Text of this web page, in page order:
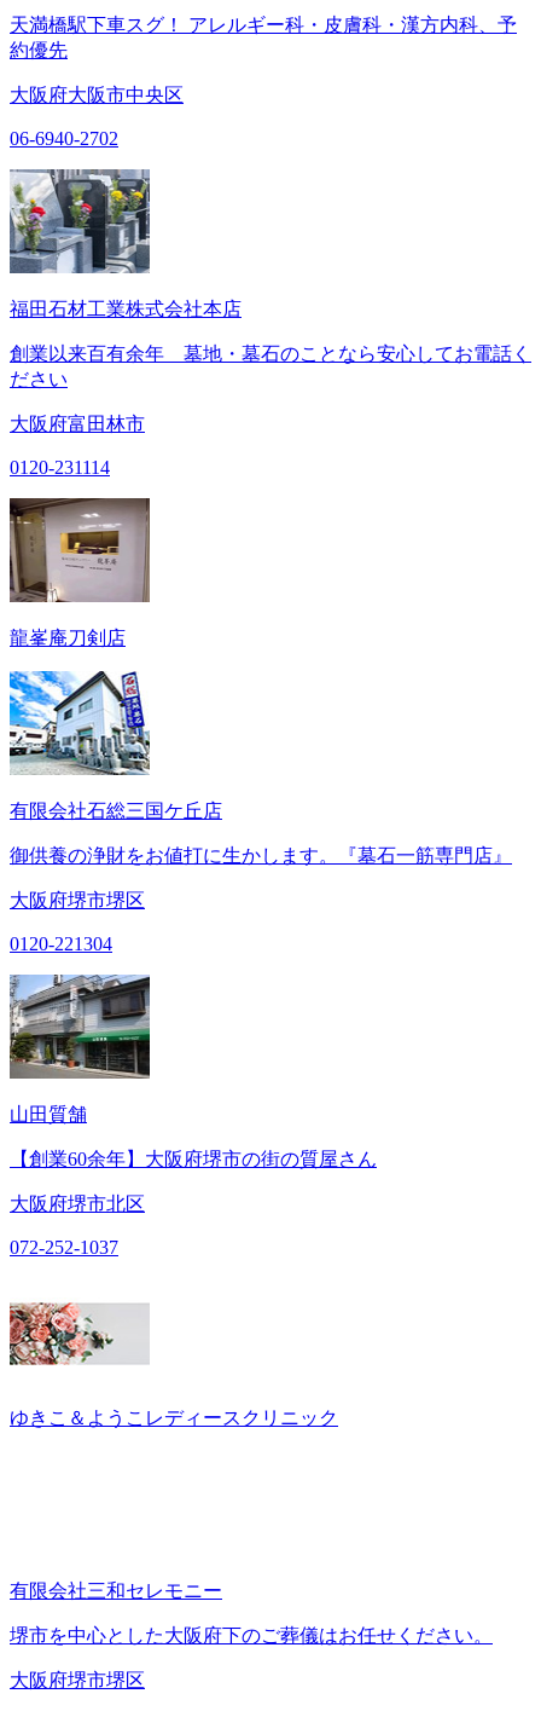
天満橋駅下車スグ！ アレルギー科・皮膚科・漢方内科、予
約優先
大阪府大阪市中央区
06-6940-2702
福田石材工業株式会社本店
創業以来百有余年 墓地・墓石のことなら安心してお電話く
ださい
大阪府富田林市
0120-231114
龍峯庵刀剣店
有限会社石総三国ケ丘店
御供養の浄財をお値打に生かします。『墓石一筋専門店』
大阪府堺市堺区
0120-221304
山田質舗
【創業60余年】大阪府堺市の街の質屋さん
大阪府堺市北区
072-252-1037
ゆきこ＆ようこレディースクリニック
有限会社三和セレモニー
堺市を中心とした大阪府下のご葬儀はお任せください。
大阪府堺市堺区